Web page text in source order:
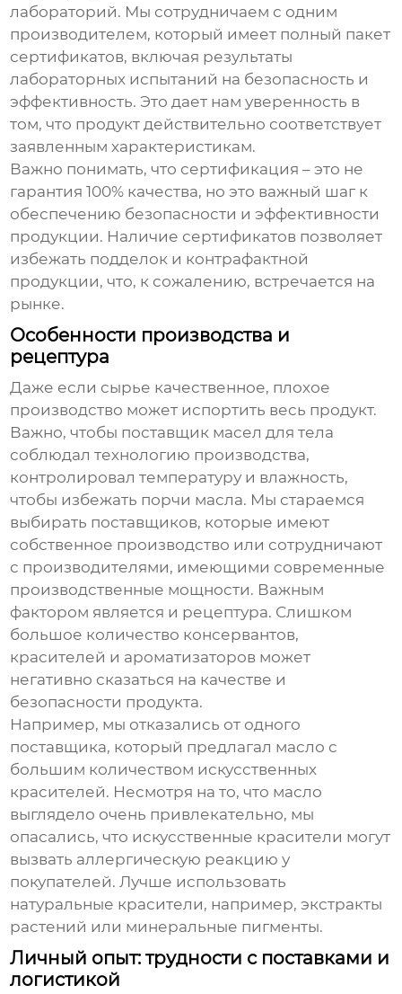
лабораторий. Мы сотрудничаем с одним
производителем, который имеет полный пакет
сертификатов, включая результаты
лабораторных испытаний на безопасность и
эффективность. Это дает нам уверенность в
том, что продукт действительно соответствует
заявленным характеристикам.
Важно понимать, что сертификация – это не
гарантия 100% качества, но это важный шаг к
обеспечению безопасности и эффективности
продукции. Наличие сертификатов позволяет
избежать подделок и контрафактной
продукции, что, к сожалению, встречается на
рынке.
Особенности производства и
рецептура
Даже если сырье качественное, плохое
производство может испортить весь продукт.
Важно, чтобы поставщик масел для тела
соблюдал технологию производства,
контролировал температуру и влажность,
чтобы избежать порчи масла. Мы стараемся
выбирать поставщиков, которые имеют
собственное производство или сотрудничают
с производителями, имеющими современные
производственные мощности. Важным
фактором является и рецептура. Слишком
большое количество консервантов,
красителей и ароматизаторов может
негативно сказаться на качестве и
безопасности продукта.
Например, мы отказались от одного
поставщика, который предлагал масло с
большим количеством искусственных
красителей. Несмотря на то, что масло
выглядело очень привлекательно, мы
опасались, что искусственные красители могут
вызвать аллергическую реакцию у
покупателей. Лучше использовать
натуральные красители, например, экстракты
растений или минеральные пигменты.
Личный опыт: трудности с поставками и
логистикой